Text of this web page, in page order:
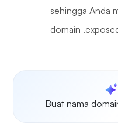
sehingga Anda
domain
Buat nama